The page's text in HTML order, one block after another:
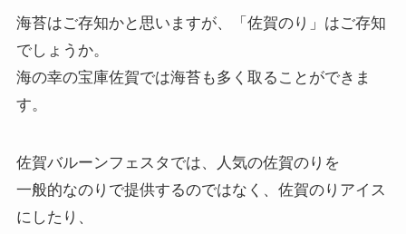
海苔はご存知かと思いますが、「佐賀のり」はご存知
でしょうか。
海の幸の宝庫佐賀では海苔も多く取ることができま
す。
佐賀バルーンフェスタでは、人気の佐賀のりを
一般的なのりで提供するのではなく、佐賀のりアイス
にしたり、